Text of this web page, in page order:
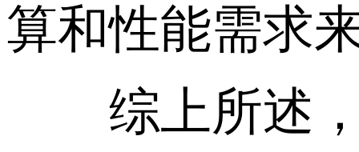
算和性能需求
综上所述，